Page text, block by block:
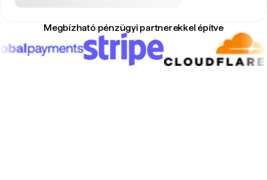
Megbízható pénzügyi partnerekkel építve